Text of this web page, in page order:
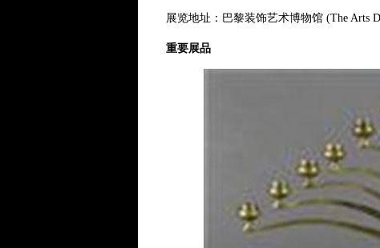
展览地址：巴黎装饰艺术博物馆 (The Arts
重要展品